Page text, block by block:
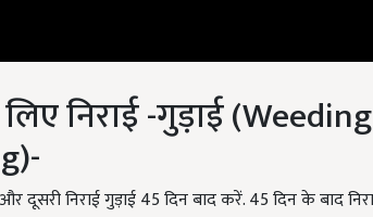
निराई -गुड़ाई
दूसरी निराई गुड़ाई 45 दिन बाद करें. 45 दिन के बाद